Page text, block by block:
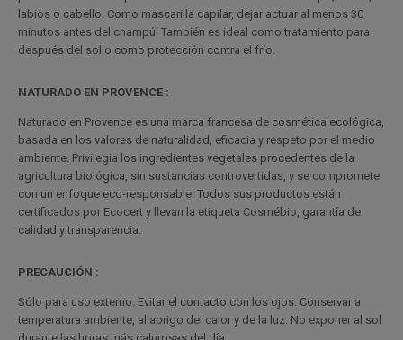
labios o cabello. Como mascarilla capilar, dejar actuar al menos 30
minutos antes del champú. También es ideal como tratamiento para
después del sol o como protección contra el frío.
NATURADO EN PROVENCE :
Naturado en Provence es una marca francesa de cosmética ecológica,
basada en los valores de naturalidad, eficacia y respeto por el medio
ambiente. Privilegia los ingredientes vegetales procedentes de la
agricultura biológica, sin sustancias controvertidas, y se compromete
con un enfoque eco-responsable. Todos sus productos están
certificados por Ecocert y llevan la etiqueta Cosmébio, garantía de
calidad y transparencia.
PRECAUCIÓN :
Sólo para uso externo. Evitar el contacto con los ojos. Conservar a
temperatura ambiente, al abrigo del calor y de la luz. No exponer al sol